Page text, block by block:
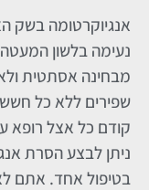
אנגיוקרטומה בשק
נעימה בלשון
מבחינה אסתטית ולא
שפירים ללא כל חשש
קודם כל אצל רופא
ניתן לבצע הסרת
בטיפול אחד. אתם